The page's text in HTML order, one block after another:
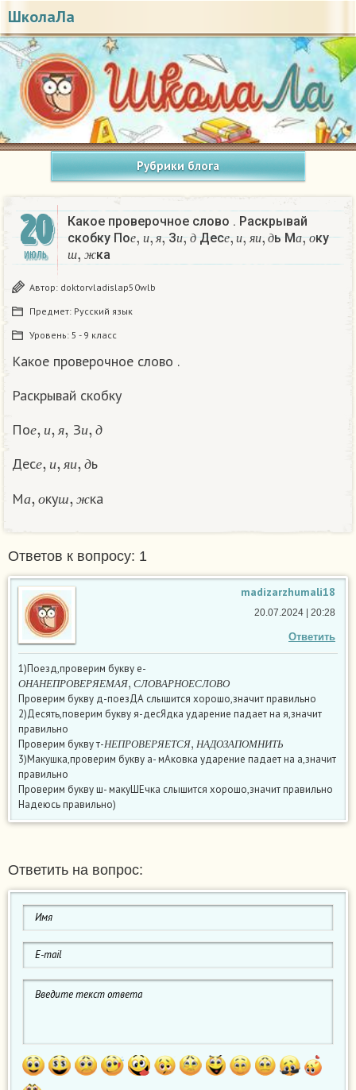
ШколаЛа
Рубрики блога
20
ИЮЛЬ
Какое проверочное слово . Раскрывай
скобку По е и я
е,и,я,
Зи д
и,д
Десе и я
е , и,я
и д
и,д
ь Ма о
а,
ку
ш ж
ш,ж
ка
Автор: doktorvladislap50wlb
Предмет: Русский язык
Уровень: 5 - 9 класс
Какое проверочное слово .
Раскрывай скобку
По е и я З и д
Дес е и я и д
ь
М а о ку ш ж ка
Ответов к вопросу: 1
madizarzhumali18
Ответить
20.07.2024 | 20:28
1)Поезд,проверим букву е-
О НАНЕ ПР О ВЕ РЯ Е МАЯ С Л О В АР НО Е С Л О ВО
ОНАНЕПРОВЕРЯЕ МАЯ,С Л
Проверим букву д-поезДА слышится хорошо,значит правильно
2)Десять,поверим букву я-десЯдка ударение падает на я,значит
правильно
Проверим букву т- НЕ ПР О ВЕ РЯ Е Т СЯ НАДО З АПО М НИТ Ь
3)Макушка,проверим букву а- мАковка ударение падает на а,значит
правильно
Проверим букву ш- макуШЕчка слышится хорошо,значит правильно
Надеюсь правильно)
Ответить на вопрос: